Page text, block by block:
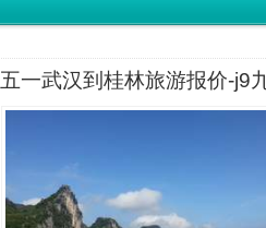
五一武汉到桂林旅游报价-j9